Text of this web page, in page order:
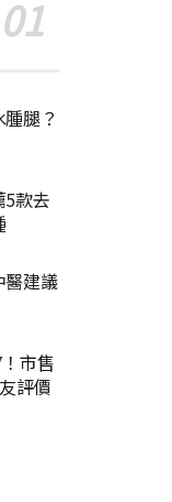
腿？
5款去
醫建議
市售
評價